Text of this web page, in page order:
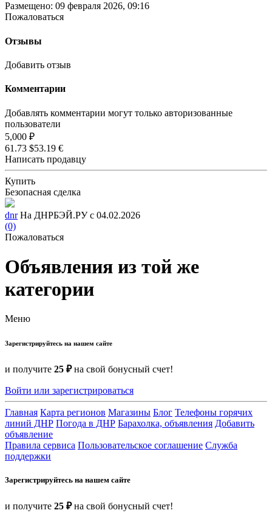
Размещено: 09 февраля 2026, 09:16
Пожаловаться
Отзывы
Добавить отзыв
Комментарии
Добавлять комментарии могут только авторизованные
пользователи
5,000 ₽
61.73 $53.19 €
Написать продавцу
Купить
Безопасная сделка
dnr На ДНРБЭЙ.РУ с 04.02.2026
(0)
Пожаловаться
Объявления из той же
категории
Меню
Зарегистрируйтесь на нашем сайте
и получите 25 ₽на свой бонусный счет!
Войти или зарегистрироваться
Главная Карта регионов Магазины Блог Телефоны горячих
линий ДНР Погода в ДНР Барахолка, объявления Добавить
объявление
Правила сервиса Пользовательское соглашение Служба
поддержки
Зарегистрируйтесь на нашем сайте
и получите 25 ₽на свой бонусный счет!